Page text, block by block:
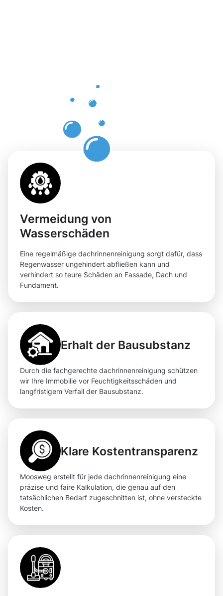
Vermeidung von
Wasserschäden
Eine regelmäßige dachrinnenreinigung sorgt dafür, dass
Regenwasser ungehindert abfließen kann und
verhindert so teure Schäden an Fassade, Dach und
Fundament.
Erhalt der Bausubstanz
Durch die fachgerechte dachrinnenreinigung schützen
wir Ihre Immobilie vor Feuchtigkeitsschäden und
langfristigem Verfall der Bausubstanz.
Klare Kostentransparenz
Moosweg erstellt für jede dachrinnenreinigung eine
präzise und faire Kalkulation, die genau auf den
tatsächlichen Bedarf zugeschnitten ist, ohne versteckte
Kosten.